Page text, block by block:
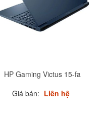
HP Gaming Victus 15-fa
Giá bán: Liên hệ